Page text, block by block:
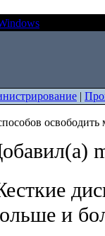
|
освободить
и